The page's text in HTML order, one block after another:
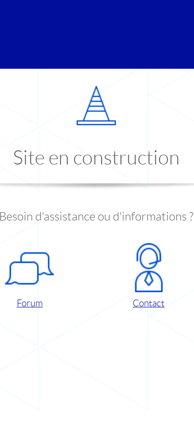
Site en construction
Besoin d'assistance ou d'informations ?
Forum Contact